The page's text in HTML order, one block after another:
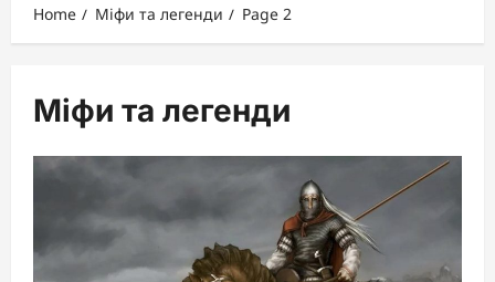
Home Міфи та легенди Page 2
Міфи та легенди